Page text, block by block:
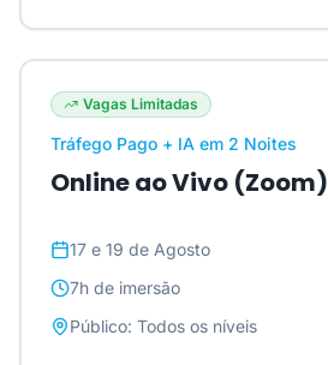
Vagas Limitadas
Tráfego Pago + IA em 2 Noites
Online ao Vivo (Zoom)
17 e 19 de Agosto
7h de imersão
Público: Todos os níveis